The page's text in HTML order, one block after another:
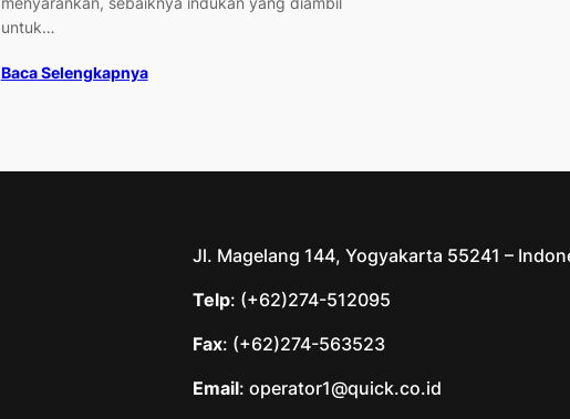
untuk…
Baca Selengkapnya
Jl. Magelang 144, Yogyakarta 55241 –
Telp: (+62)274-512095
Fax: (+62)274-563523
Email: operator1@quick.co.id